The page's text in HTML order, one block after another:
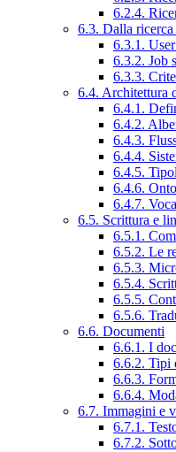
6.2.4.
6.3. Dalla
6.3.1.
6.3.2. Job
6.3.3.
6.4. Architettura
6.4.1.
6.4.2.
6.4.3.
6.4.4.
6.4.5.
6.4.6.
6.4.7.
6.5. Scrittura e
6.5.1.
6.5.2. Le
6.5.3.
6.5.4.
6.5.5.
6.5.6.
6.6. Documenti
6.6.1. I
6.6.2. Tipi
6.6.3.
6.6.4.
6.7. Immagini e
6.7.1.
6.7.2.